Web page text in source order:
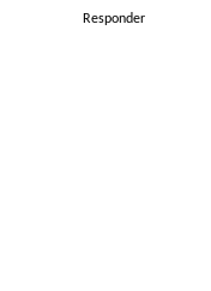
Responder